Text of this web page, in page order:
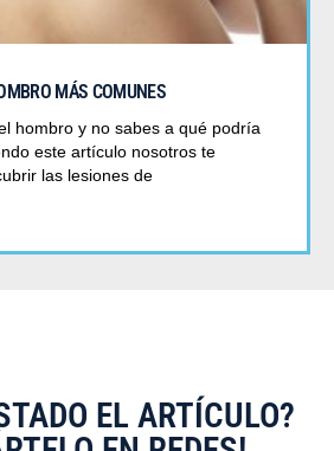
MÁS COMUNES
hombro y no sabes a qué podría
este artículo nosotros te
las lesiones de
EL ARTÍCULO?